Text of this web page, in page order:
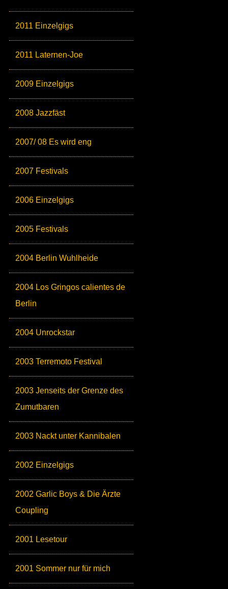
2011 Einzelgigs
2011 Laternen-Joe
2009 Einzelgigs
2008 Jazzfäst
2007/ 08 Es wird eng
2007 Festivals
2006 Einzelgigs
2005 Festivals
2004 Berlin Wuhlheide
2004 Los Gringos calientes de
Berlin
2004 Unrockstar
2003 Terremoto Festival
2003 Jenseits der Grenze des
Zumutbaren
2003 Nackt unter Kannibalen
2002 Einzelgigs
2002 Garlic Boys & Die Ärzte
Coupling
2001 Lesetour
2001 Sommer nur für mich